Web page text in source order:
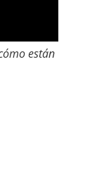
están